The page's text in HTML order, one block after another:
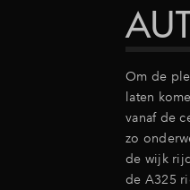
Om de
laten
vanaf de
zo
de wijk
de A325